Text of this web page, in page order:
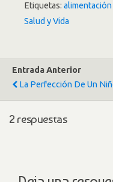
Etiquetas:
Salud y Vida
Entrada Anterior
La Perfección De Un
2 respuestas